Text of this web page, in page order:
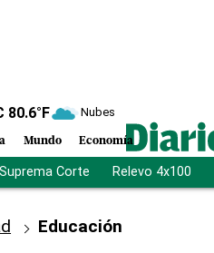
80.6°F Nubes
Mundo Economía
Corte Relevo 4x100
Educación